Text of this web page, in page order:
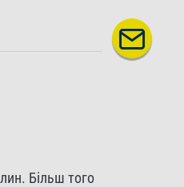
Більш того